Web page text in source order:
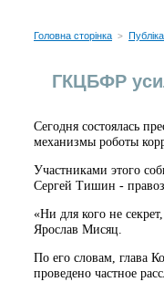
4 серпня 2026 р. До Списку
Головна сторінка >
ГКЦБФР
Сегодня состоялась
механизмы роботы
Участниками этого
Сергей Тишин -
«Ни для кого не
Ярослав Мисяц.
По его словам, глава
проведено частное